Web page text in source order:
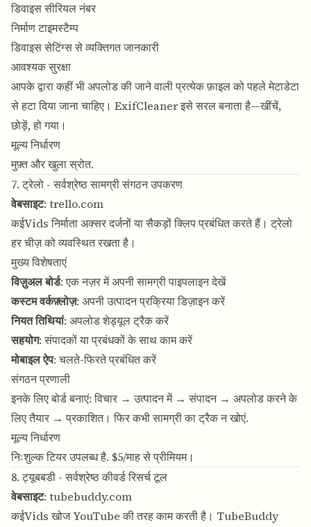
डिवाइस सीरियल नंबर
निर्माण टाइमस्टैम्प
डिवाइस सेटिंग्स से व्यक्तिगत जानकारी
आवश्यक सुरक्षा
आपके द्वारा कहीं भी अपलोड की जाने वाली प्रत्येक फ़ाइल को पहले मेटाडेटा
से हटा दिया जाना चाहिए। ExifCleaner इसे सरल बनाता है—खींचें,
छोड़ें, हो गया।
मूल्य निर्धारण
मुफ़्त और खुला स्रोत.
7. ट्रेलो - सर्वश्रेष्ठ सामग्री संगठन उपकरण
वेबसाइट: trello.com
कईVids निर्माता अक्सर दर्जनों या सैकड़ों क्लिप प्रबंधित करते हैं। ट्रेलो
हर चीज़ को व्यवस्थित रखता है।
मुख्य विशेषताएं
विज़ुअल बोर्ड: एक नज़र में अपनी सामग्री पाइपलाइन देखें
कस्टम वर्कफ़्लोज़: अपनी उत्पादन प्रक्रिया डिज़ाइन करें
नियत तिथियां: अपलोड शेड्यूल ट्रैक करें
सहयोग: संपादकों या प्रबंधकों के साथ काम करें
मोबाइल ऐप: चलते-फिरते प्रबंधित करें
संगठन प्रणाली
इनके लिए बोर्ड बनाएं: विचार → उत्पादन में → संपादन → अपलोड करने के
लिए तैयार → प्रकाशित। फिर कभी सामग्री का ट्रैक न खोएं.
मूल्य निर्धारण
निःशुल्क टियर उपलब्ध है. $5/माह से प्रीमियम।
8. ट्यूबबडी - सर्वश्रेष्ठ कीवर्ड रिसर्च टूल
वेबसाइट: tubebuddy.com
कईVids खोज YouTube की तरह काम करती है। TubeBuddy